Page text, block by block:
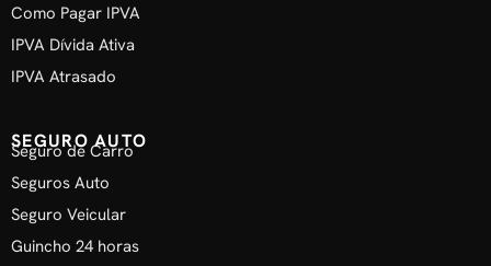
Como Pagar IPVA
IPVA Dívida Ativa
IPVA Atrasado
SEGURO AUTO
Seguro de Carro
Seguros Auto
Seguro Veicular
Guincho 24 horas